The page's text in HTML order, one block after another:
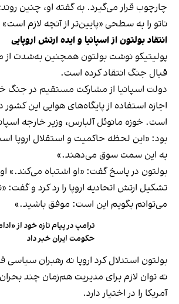
چارچوب قرار می‌گیرد. به گفته او، چنین
ناتو را به سطحی «پایین‌تر از آنچه لازم
انتقاد بولتون از اسپانیا و ایده ارتش اروپایی
پولیتیکو نوشت بولتون همچنین به‌شدت از
قبال جنگ انتقاد کرده است.
دولت اسپانیا از مشارکت مستقیم در جنگ
اجازه استفاده از پایگاه‌های هوایی این کشور
است. خوزه مانوئل آلبارس، وزیر خارجه
بود: «این لحظه حاکمیت و استقلال اروپا
به این سمت سوق می‌دهند.»
بولتون در پاسخ گفت: «او اشتباه می‌کند.»
تشکیل ارتش اتحادیه اروپا را رد کرد و گفت:
می‌توانم بگویم این است: موفق باشید.»
ترامپ در پیام تازه خود از
حکومت ایران خبر داد
بولتون استدلال کرد اروپا نه رهبران سیاسی
نه توان لازم برای مدیریت هم‌زمان چند
آمریکا را در اختیار دارد.